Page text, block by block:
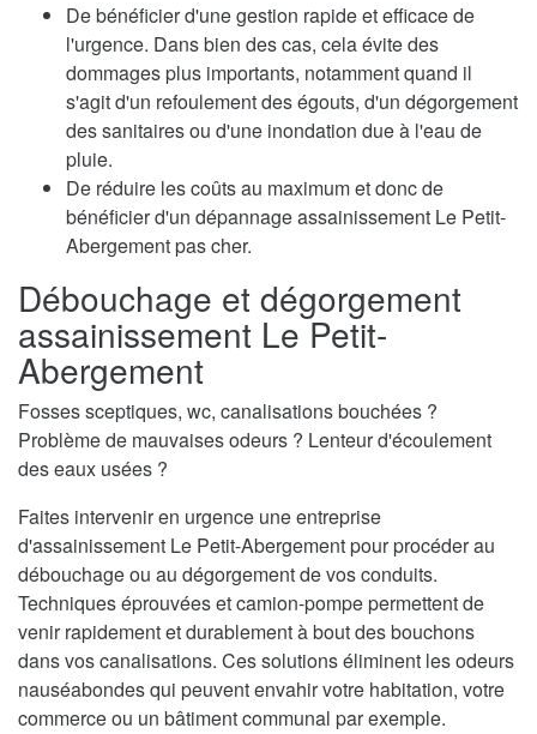
De bénéficier d'une gestion rapide et efficace de
l'urgence. Dans bien des cas, cela évite des
dommages plus importants, notamment quand il
s'agit d'un refoulement des égouts, d'un dégorgement
des sanitaires ou d'une inondation due à l'eau de
pluie.
De réduire les coûts au maximum et donc de
bénéficier d'un dépannage assainissement Le Petit-
Abergement pas cher.
Débouchage et dégorgement
assainissement Le Petit-
Abergement
Fosses sceptiques, wc, canalisations bouchées ?
Problème de mauvaises odeurs ? Lenteur d'écoulement
des eaux usées ?
Faites intervenir en urgence une entreprise
d'assainissement Le Petit-Abergement pour procéder au
débouchage ou au dégorgement de vos conduits.
Techniques éprouvées et camion-pompe permettent de
venir rapidement et durablement à bout des bouchons
dans vos canalisations. Ces solutions éliminent les odeurs
nauséabondes qui peuvent envahir votre habitation, votre
commerce ou un bâtiment communal par exemple.